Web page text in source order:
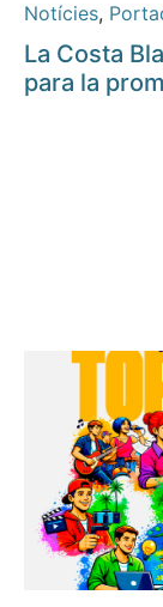
Notícies,
La Costa
para la